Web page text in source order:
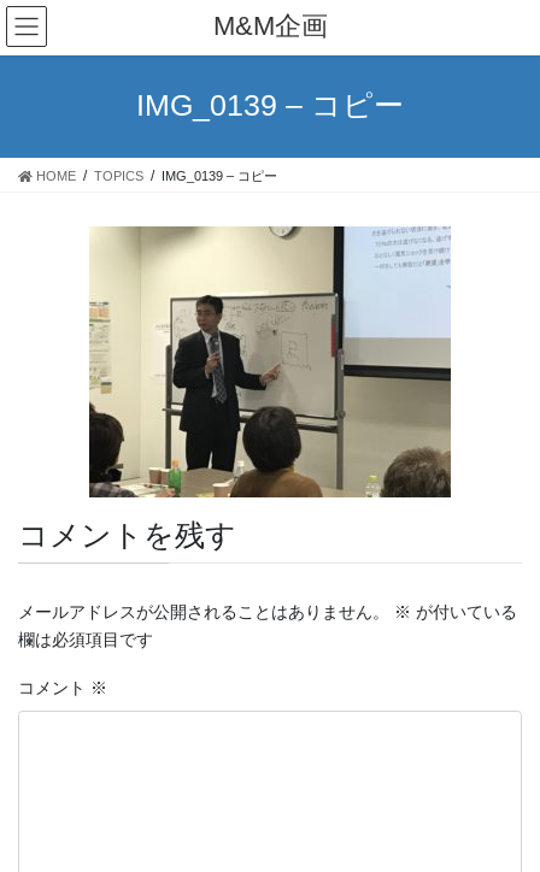
コ
ン
テ
ス
ナ
ビ
ゲ
ン
M&M企画
IMG_0139 – コピー
HOME TOPICS IMG_0139 – コピー
コメントを残す
メールアドレスが公開されることはありません。 ※ が付いている
欄は必須項目です
コメント ※